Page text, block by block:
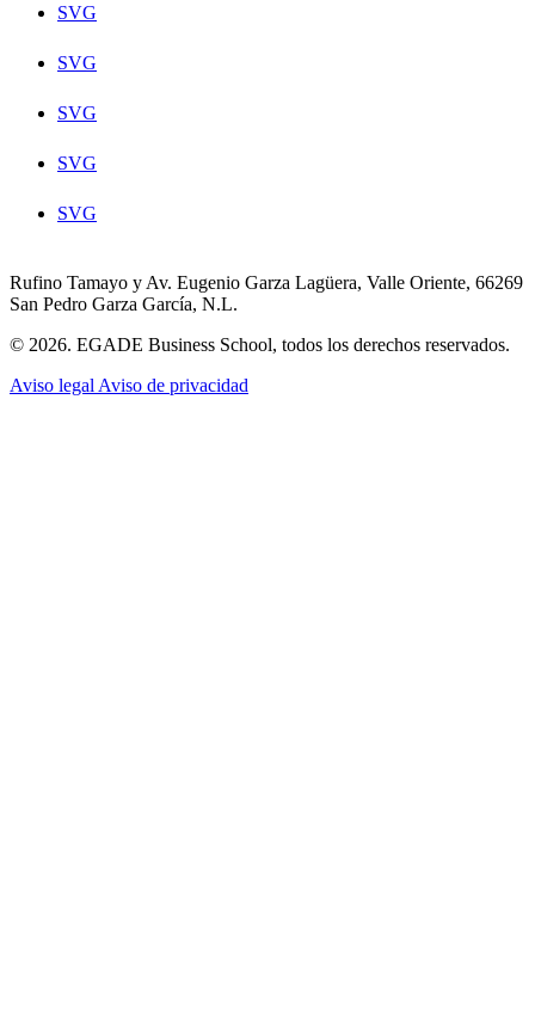
SVG
SVG
SVG
SVG
SVG
Rufino Tamayo y Av. Eugenio Garza Lagüera, Valle Oriente, 66269
San Pedro Garza García, N.L.
© 2026. EGADE Business School, todos los derechos reservados.
Aviso legal Aviso de privacidad